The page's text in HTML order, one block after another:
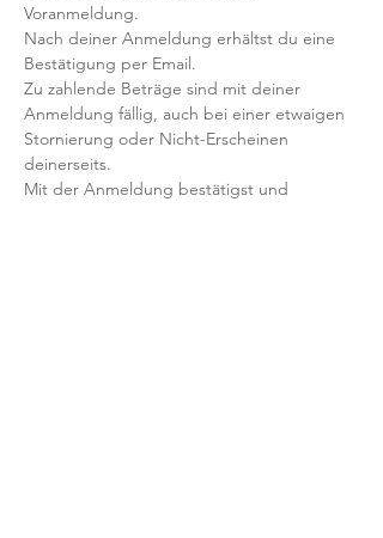
Voranmeldung.
Nach deiner Anmeldung erhältst du eine
Bestätigung per Email.
Zu zahlende Beträge sind mit deiner
Anmeldung fällig, auch bei einer etwaigen
Stornierung oder Nicht-Erscheinen
deinerseits.
Mit der Anmeldung bestätigst und